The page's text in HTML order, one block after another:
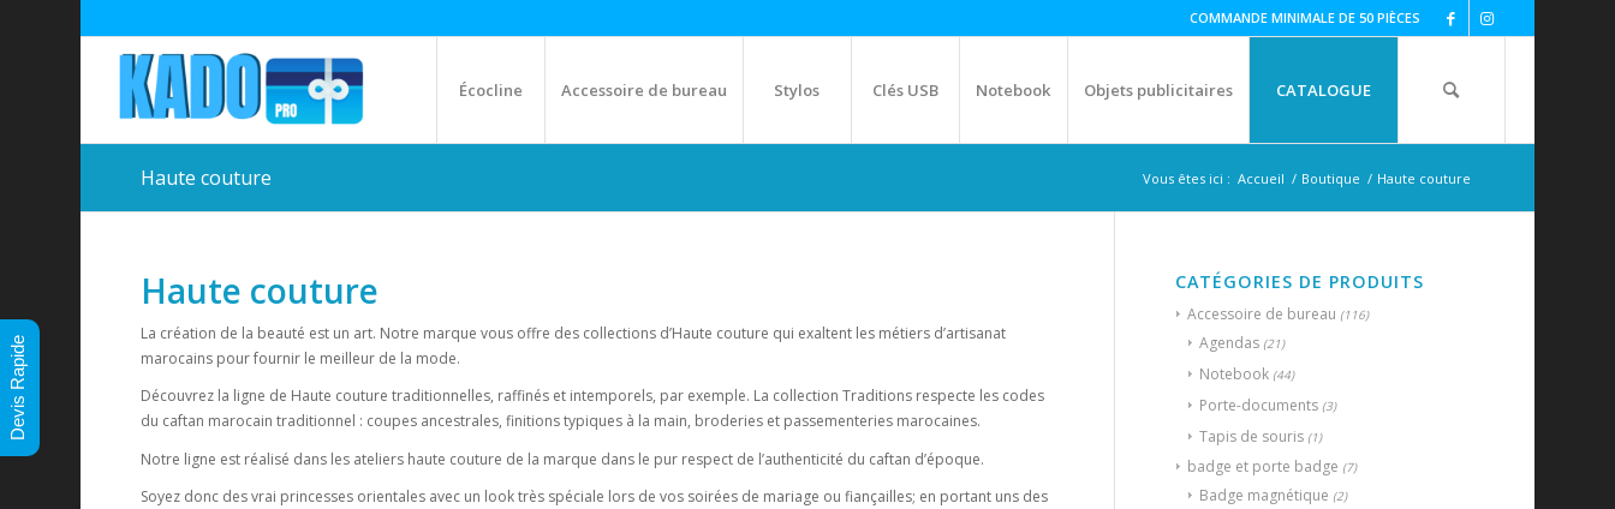
COMMANDE MINIMALE DE 50 PIÈCES
Écocline Accessoire de bureau Stylos Clés USB Notebook Objets publicitaires CATALOGUE
Haute couture Vous êtes ici : Accueil / Boutique / Haute couture
Haute couture
La création de la beauté est un art. Notre marque vous offre des collections d’Haute couture qui exaltent les métiers d’artisanat
marocains pour fournir le meilleur de la mode.
Découvrez la ligne de Haute couture traditionnelles, raffinés et intemporels, par exemple. La collection Traditions respecte les codes
du caftan marocain traditionnel : coupes ancestrales, finitions typiques à la main, broderies et passementeries marocaines.
Notre ligne est réalisé dans les ateliers haute couture de la marque dans le pur respect de l’authenticité du caftan d’époque.
Soyez donc des vrai princesses orientales avec un look très spéciale lors de vos soirées de mariage ou fiançailles; en portant uns des
CATÉGORIES DE PRODUITS
Accessoire de bureau (116)
Agendas (21)
Notebook (44)
Porte-documents (3)
Tapis de souris (1)
badge et porte badge (7)
Badge magnétique (2)
Devis Rapide